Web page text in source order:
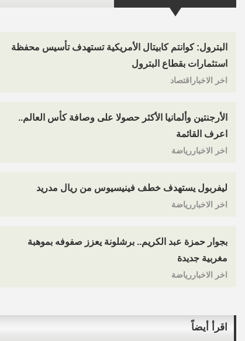
البترول: كوانتم كابيتال الأمريكية تستهدف تأسيس محفظة
استثمارات بقطاع البترول
اخر الاخباراقتصاد
الأرجنتين وألمانيا الأكثر حصولا على وصافة كأس العالم..
اعرف القائمة
اخر الاخباررياضة
ليفربول يستهدف خطف فينيسيوس من ريال مدريد
اخر الاخباررياضة
بجوار حمزة عبد الكريم.. برشلونة يعزز صفوفه بموهبة
مغربية جديدة
اخر الاخباررياضة
اقرأ أيضاً